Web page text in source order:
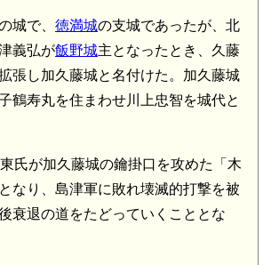
城で、 徳満城の支城であったが、北
義弘が飯野城主となったとき、久藤
張し加久藤城と名付けた。加久藤城
鶴寿丸を住まわせ川上忠智を城代と
氏が加久藤城の鑰掛口を攻めた「木
なり、島津軍に敗れ壊滅的打撃を被
衰退の道をたどっていくこととな